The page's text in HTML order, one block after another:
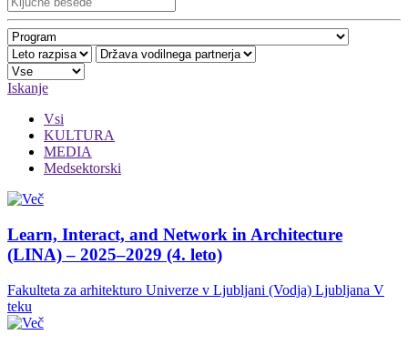
Iskanje
Vsi
KULTURA
MEDIA
Medsektorski
Learn, Interact, and Network in Architecture
(LINA) – 2025–2029 (4. leto)
Fakulteta za arhitekturo Univerze v Ljubljani (Vodja) Ljubljana V
teku